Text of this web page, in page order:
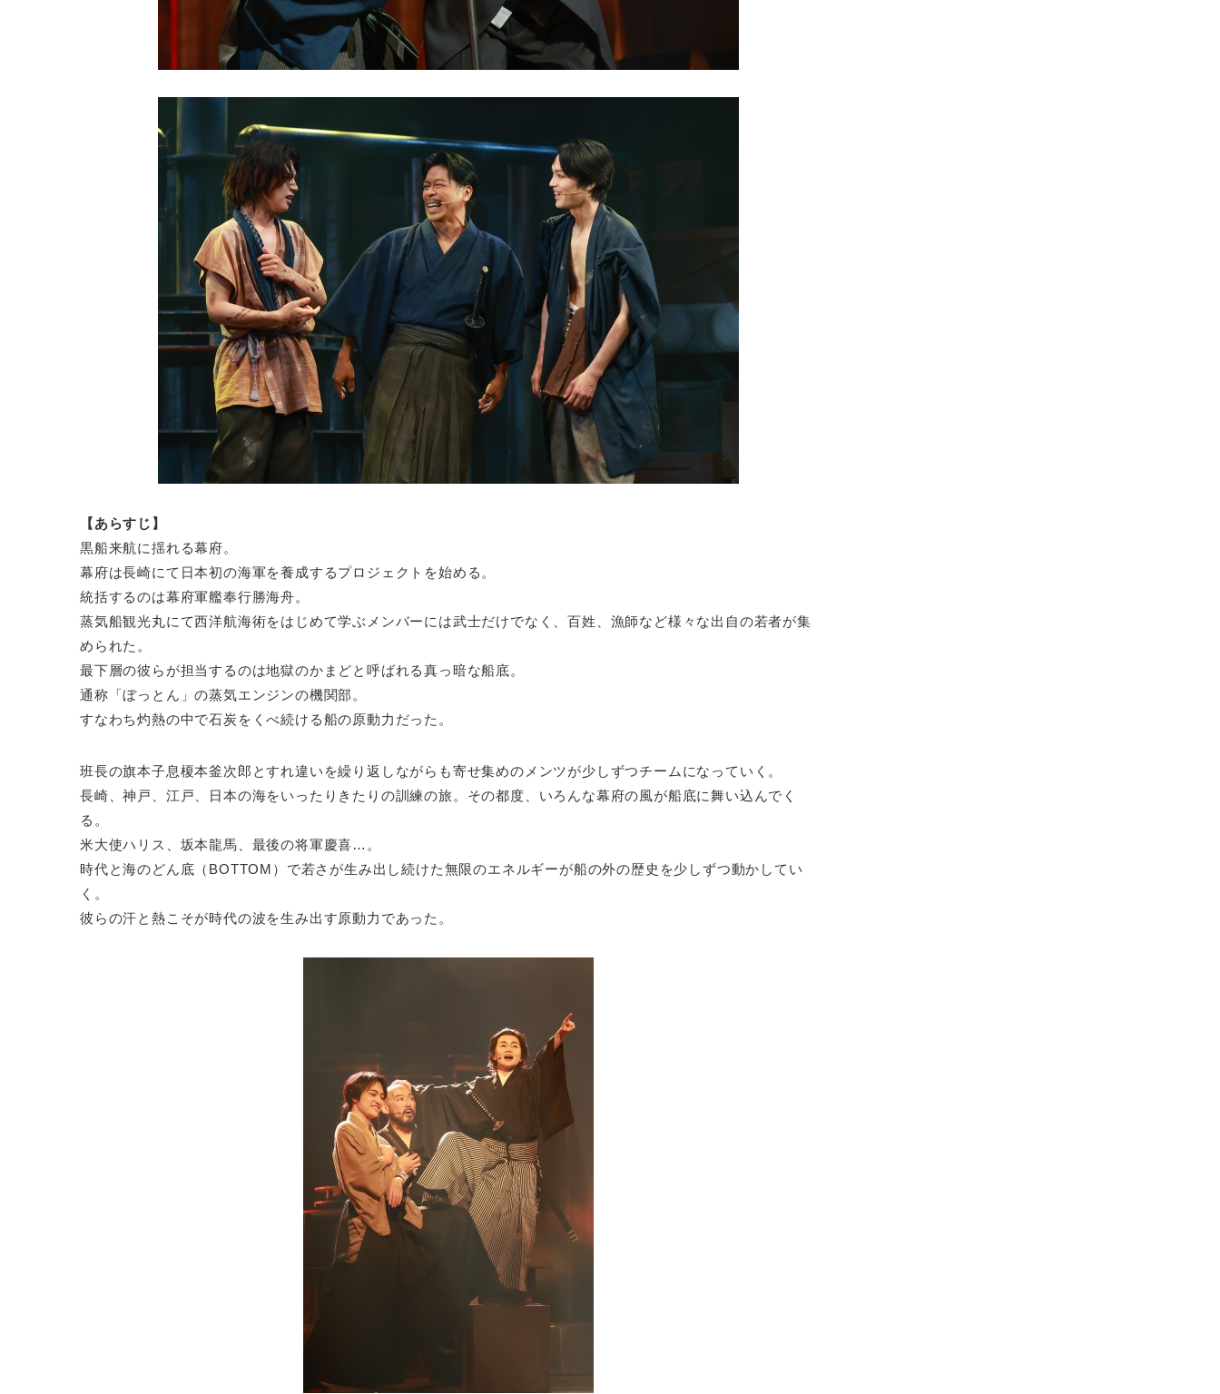
【あらすじ】
黒船来航に揺れる幕府。
幕府は長崎にて日本初の海軍を養成するプロジェクトを始める。
統括するのは幕府軍艦奉行勝海舟。
蒸気船観光丸にて西洋航海術をはじめて学ぶメンバーには武士だけでなく、百姓、漁師など様々な出自の若者が集
められた。
最下層の彼らが担当するのは地獄のかまどと呼ばれる真っ暗な船底。
通称「ぼっとん」の蒸気エンジンの機関部。
すなわち灼熱の中で石炭をくべ続ける船の原動力だった。
班長の旗本子息榎本釜次郎とすれ違いを繰り返しながらも寄せ集めのメンツが少しずつチームになっていく。
長崎、神戸、江戸、日本の海をいったりきたりの訓練の旅。その都度、いろんな幕府の風が船底に舞い込んでく
る。
米大使ハリス、坂本龍馬、最後の将軍慶喜…。
時代と海のどん底（BOTTOM）で若さが生み出し続けた無限のエネルギーが船の外の歴史を少しずつ動かしてい
く。
彼らの汗と熱こそが時代の波を生み出す原動力であった。